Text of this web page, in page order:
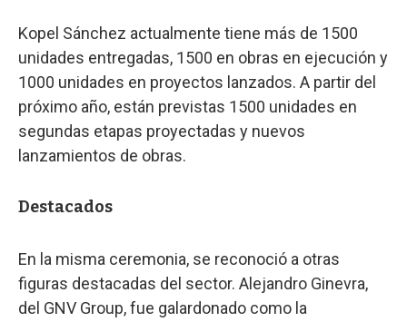
Kopel Sánchez actualmente tiene más de 1500
unidades entregadas, 1500 en obras en ejecución y
1000 unidades en proyectos lanzados. A partir del
próximo año, están previstas 1500 unidades en
segundas etapas proyectadas y nuevos
lanzamientos de obras.
Destacados
En la misma ceremonia, se reconoció a otras
figuras destacadas del sector. Alejandro Ginevra,
del GNV Group, fue galardonado como la